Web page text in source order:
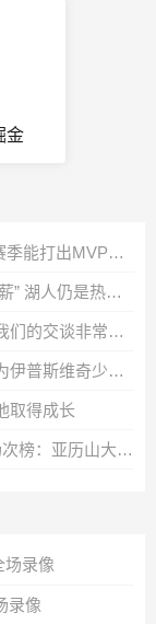
金
76人总裁：42岁詹姆斯状态巅峰 他在新赛季能打出MVP级别的表现
美记：库明加不愿与任何队签“证明1年底薪” 湖人仍是热门下家
戴维恩·米切尔：字母哥对胜利充满渴望 我们的交谈非常融洽
NBA球星哈斯勒姆确认：我在去年9月成为伊普斯维奇少数股东
取得成长
过去5个赛季砍下30+且真实命中率70%场次榜：亚历山大第一
场录像
录像